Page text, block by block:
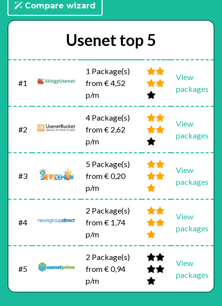
Compare wizard
Usenet top 5
#1
1 Package(s)
from € 4,52
p/m
View
packages
#2
4 Package(s)
from € 2,62
p/m
View
packages
#3
5 Package(s)
from € 0,20
p/m
View
packages
#4
2 Package(s)
from € 1,74
p/m
View
packages
#5
2 Package(s)
from € 0,94
p/m
View
packages